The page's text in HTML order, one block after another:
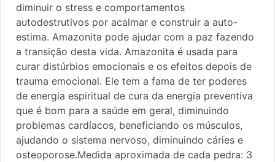
diminuir o stress e comportamentos
autodestrutivos por acalmar e construir a auto-
estima. Amazonita pode ajudar com a paz fazendo
a transição desta vida. Amazonita é usada para
curar distúrbios emocionais e os efeitos depois de
trauma emocional. Ele tem a fama de ter poderes
de energia espiritual de cura da energia preventiva
que é bom para a saúde em geral, diminuindo
problemas cardíacos, beneficiando os músculos,
ajudando o sistema nervoso, diminuindo cáries e
osteoporose.Medida aproximada de cada pedra: 3